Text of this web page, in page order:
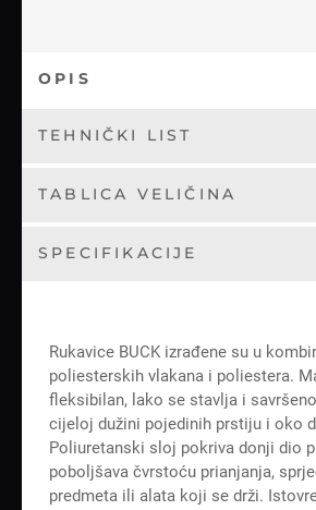
OPIS
TEHNIČKI LIST
TABLICA VELIČINA
SPECIFIKACIJE
Rukavice BUCK izrađene su u
poliesterskih vlakana i poliestera.
fleksibilan, lako se stavlja i
cijeloj dužini pojedinih prstiju i oko
Poliuretanski sloj pokriva donji dio
poboljšava čvrstoću prianjanja,
predmeta ili alata koji se drži.